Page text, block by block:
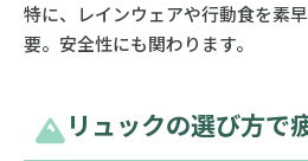
特に、レインウェアや行動食を素
要。安全性にも関わります。
リュックの選び方で